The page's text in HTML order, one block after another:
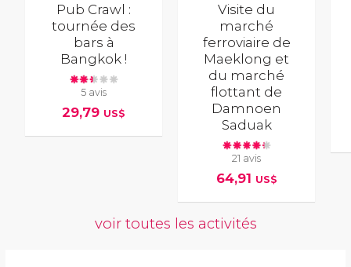
Pub Crawl :
tournée des
bars à
Bangkok !
5 avis
29,79 US$
Visite du
marché
ferroviaire de
Maeklong et
du marché
flottant de
Damnoen
Saduak
21 avis
64,91 US$
voir toutes les activités